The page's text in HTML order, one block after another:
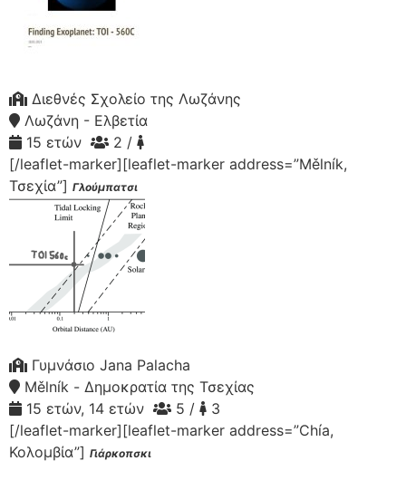
Διεθνές Σχολείο της Λωζάνης
Λωζάνη - Ελβετία
15 ετών
2 /
[/leaflet-marker][leaflet-marker address=”Mělník,
Τσεχία”] Γλούμπατσι
Γυμνάσιο Jana Palacha
Mělník - Δημοκρατία της Τσεχίας
15 ετών, 14 ετών
5 /
3
[/leaflet-marker][leaflet-marker address=”Chía,
Κολομβία”] Γιάρκοπσκι